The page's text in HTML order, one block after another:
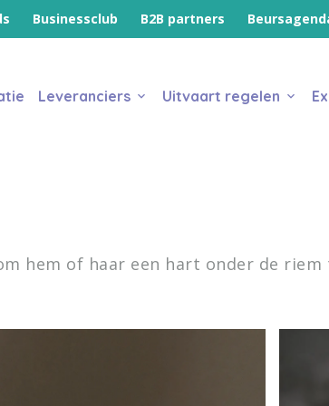
Businessclub B2B partners
Leveranciers Uitvaart regelen
hem of haar een hart onder de